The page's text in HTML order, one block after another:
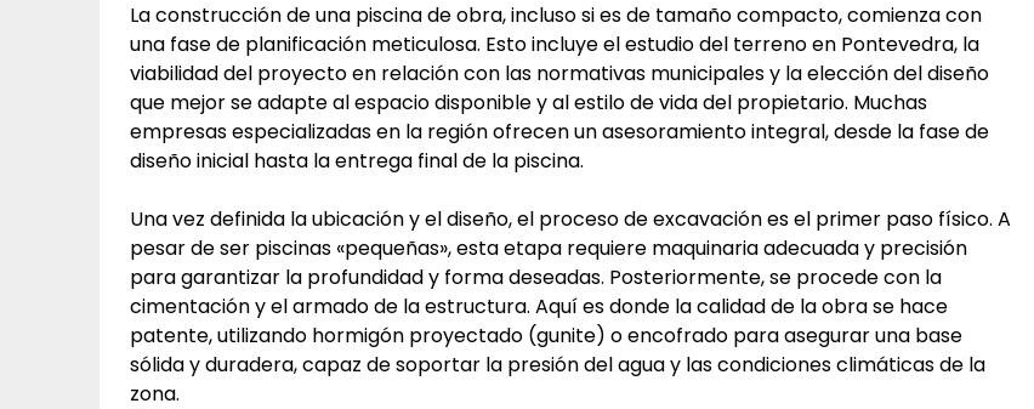
La construcción de una piscina de obra, incluso si es de tamaño compacto, comienza con
una fase de planificación meticulosa. Esto incluye el estudio del terreno en Pontevedra, la
viabilidad del proyecto en relación con las normativas municipales y la elección del diseño
que mejor se adapte al espacio disponible y al estilo de vida del propietario. Muchas
empresas especializadas en la región ofrecen un asesoramiento integral, desde la fase de
diseño inicial hasta la entrega final de la piscina.
Una vez definida la ubicación y el diseño, el proceso de excavación es el primer paso físico. A
pesar de ser piscinas «pequeñas», esta etapa requiere maquinaria adecuada y precisión
para garantizar la profundidad y forma deseadas. Posteriormente, se procede con la
cimentación y el armado de la estructura. Aquí es donde la calidad de la obra se hace
patente, utilizando hormigón proyectado (gunite) o encofrado para asegurar una base
sólida y duradera, capaz de soportar la presión del agua y las condiciones climáticas de la
zona.